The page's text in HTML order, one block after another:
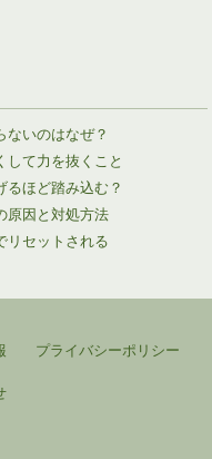
ないのはなぜ？
して力を抜くこと
るほど踏み込む？
原因と対処方法
リセットされる
プライバシーポリシー